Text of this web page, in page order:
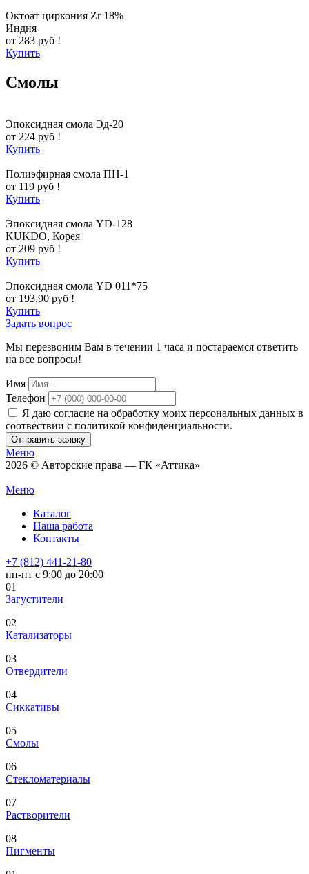
Октоат циркония Zr 18%
Индия
от 283 руб !
Купить
Смолы
Эпоксидная смола Эд-20
от 224 руб !
Купить
Полиэфирная смола ПН-1
от 119 руб !
Купить
Эпоксидная смола YD-128
KUKDO, Корея
от 209 руб !
Купить
Эпоксидная смола YD 011*75
от 193.90 руб !
Купить
Задать вопрос
Мы перезвоним Вам в течении 1 часа и постараемся ответить
на все вопросы!
Имя
Телефон
Я даю согласие на обработку моих персональных данных в
соотвествии с политикой конфиденциальности.
Отправить заявку
Меню
2026 © Авторские права — ГК «Аттика»
Меню
Каталог
Наша работа
Контакты
+7 (812) 441-21-80
пн-пт с 9:00 до 20:00
01
Загустители
02
Катализаторы
03
Отвердители
04
Сиккативы
05
Смолы
06
Стекломатериалы
07
Растворители
08
Пигменты